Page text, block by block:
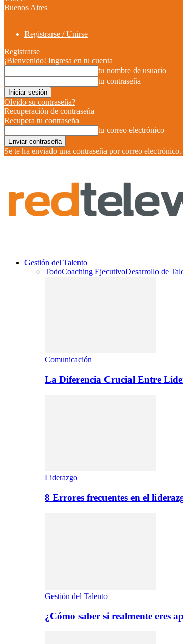
Buenos Aires
Registrarse / Unirse
Registrarse
¡Bienvenido! Ingresa en tu cuenta
tu nombre de usuario
tu contraseña
Olvido su contraseña?
Recuperación de contraseña
Recupera tu contraseña
tu correo electrónico
Se te ha enviado una contraseña por correo electrónico.
Gestión del Talento
TodoCoaching EjecutivoDesarrollo de
Comunicación
La Diferencia Crucial Entre
Liderazgo
8 Errores frecuentes en el
Gestión del Talento
¿Cómo saber si realmente eres